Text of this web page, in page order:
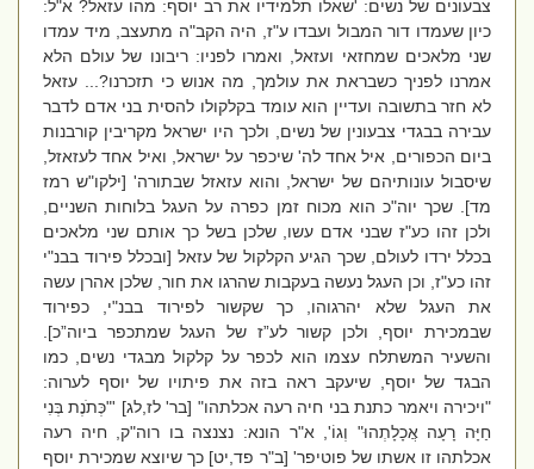
צבעונים של נשים: 'שאלו תלמידיו את רב יוסף: מהו עזאל? א"ל:
כיון שעמדו דור המבול ועבדו ע"ז, היה הקב"ה מתעצב, מיד עמדו
שני מלאכים שמחזאי ועזאל, ואמרו לפניו: ריבונו של עולם הלא
אמרנו לפניך כשבראת את עולמך, מה אנוש כי תזכרנו?... עזאל
לא חזר בתשובה ועדיין הוא עומד בקלקולו להסית בני אדם לדבר
עבירה בבגדי צבעונין של נשים, ולכך היו ישראל מקריבין קורבנות
ביום הכפורים, איל אחד לה' שיכפר על ישראל, ואיל אחד לעזאזל,
שיסבול עונותיהם של ישראל, והוא עזאזל שבתורה' [ילקו"ש רמז
מד]. שכך יוה"כ הוא מכוח זמן כפרה על העגל בלוחות השניים,
ולכן זהו כע"ז שבני אדם עשו, שלכן בשל כך אותם שני מלאכים
בכלל ירדו לעולם, שכך הגיע הקלקול של עזאל [ובכלל פירוד בבנ"י
זהו כע"ז, וכן העגל נעשה בעקבות שהרגו את חור, שלכן אהרן עשה
את העגל שלא יהרגוהו, כך שקשור לפירוד בבנ"י, כפירוד
שבמכירת יוסף, ולכן קשור לע”ז של העגל שמתכפר ביוה”כ].
והשעיר המשתלח עצמו הוא לכפר על קלקול מבגדי נשים, כמו
הבגד של יוסף, שיעקב ראה בזה את פיתויו של יוסף לערוה:
"ויכירה ויאמר כתנת בני חיה רעה אכלתהו" [בר' לז,לג] '"כְּתֹנֶת בְּנִי
חַיָּה רָעָה אֲכָלָתְהוּ" וְגוֹ', א"ר הונא: נצנצה בו רוה"ק, חיה רעה
אכלתהו זו אשתו של פוטיפר' [ב"ר פד,יט] כך שיוצא שמכירת יוסף